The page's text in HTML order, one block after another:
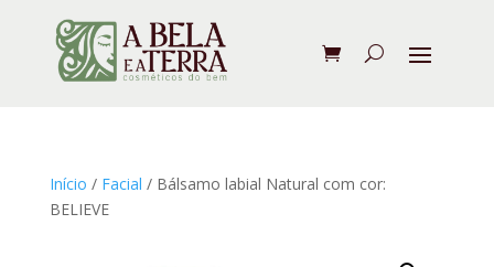
Início / Facial / Bálsamo labial Natural com cor:
BELIEVE